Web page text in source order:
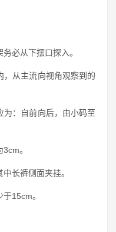
必从下摆口探入。
，从主流向视角观察到的
为：自前向后，由小码至
。
长裤侧面夹挂。
15cm。